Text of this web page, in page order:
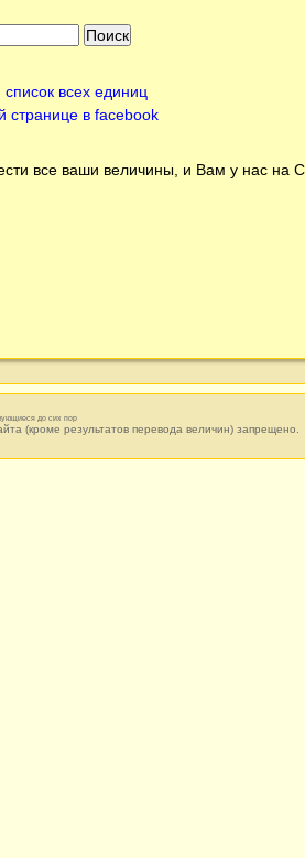
всех единиц
странице в facebook
все ваши величины, и Вам у нас на
до сих пор
(кроме результатов перевода величин) запрещено.